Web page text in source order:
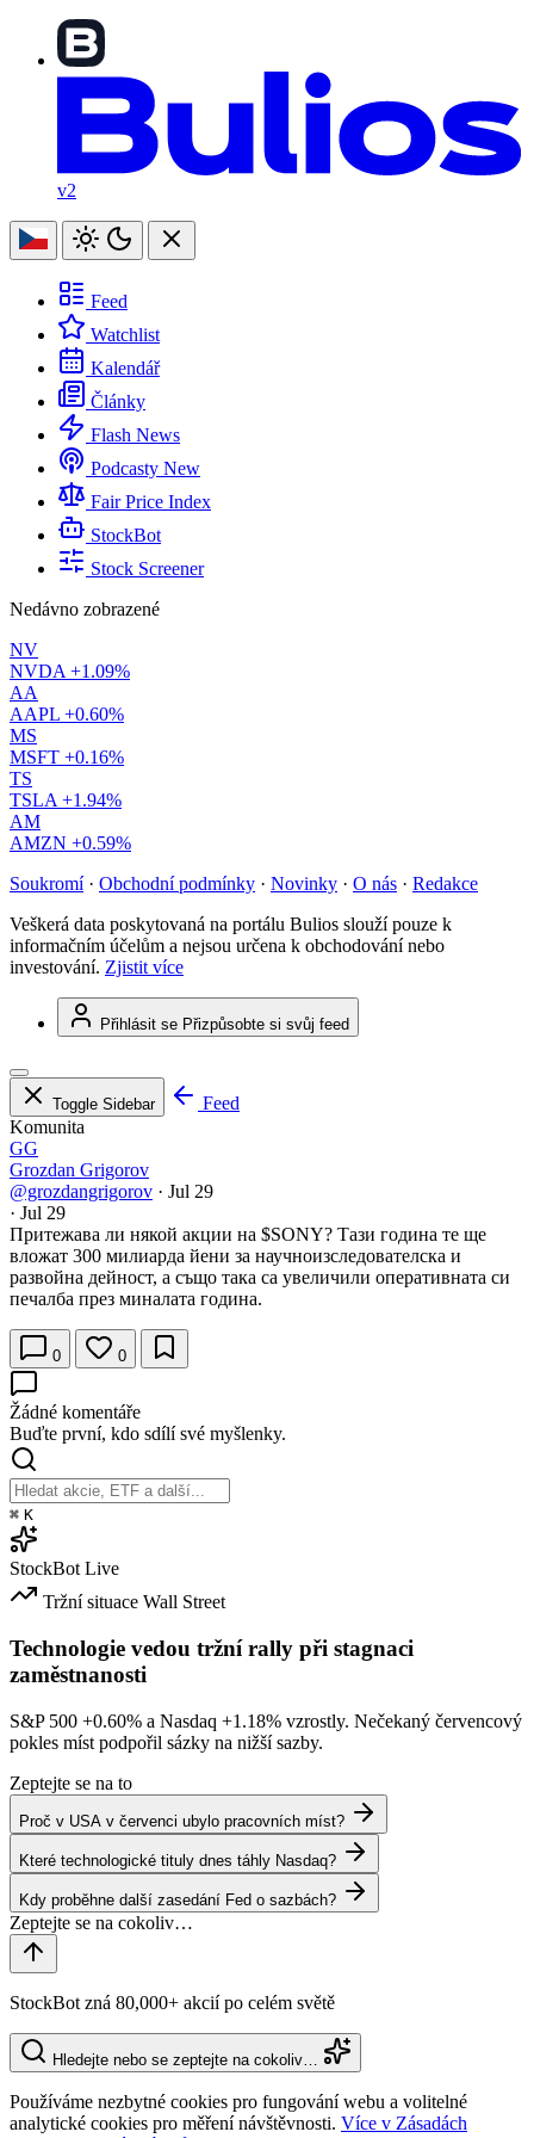
v2
Feed
Watchlist
Kalendář
Články
Flash News
Podcasty New
Fair Price Index
StockBot
Stock Screener
Nedávno zobrazené
NV
NVDA +1.09%
AA
AAPL +0.60%
MS
MSFT +0.16%
TS
TSLA +1.94%
AM
AMZN +0.59%
Soukromí · Obchodní podmínky · Novinky · O nás · Redakce
Veškerá data poskytovaná na portálu Bulios slouží pouze k
informačním účelům a nejsou určena k obchodování nebo
investování. Zjistit více
Přihlásit se Přizpůsobte si svůj feed
Toggle Sidebar
Feed
Komunita
GG
Grozdan Grigorov
@grozdangrigorov · Jul 29
· Jul 29
Притежава ли някой акции на $SONY? Тази година те ще
вложат 300 милиарда йени за научноизследователска и
развойна дейност, а също така са увеличили оперативната си
печалба през миналата година.
0 0
Žádné komentáře
Buďte první, kdo sdílí své myšlenky.
⌘ K
StockBot Live
Tržní situace Wall Street
Technologie vedou tržní rally při stagnaci
zaměstnanosti
S&P 500 +0.60% a Nasdaq +1.18% vzrostly. Nečekaný červencový
pokles míst podpořil sázky na nižší sazby.
Zeptejte se na to
Proč v USA v červenci ubylo pracovních míst?
Které technologické tituly dnes táhly Nasdaq?
Kdy proběhne další zasedání Fed o sazbách?
StockBot zná 80,000+ akcií po celém světě
Hledejte nebo se zeptejte na cokoliv…
Používáme nezbytné cookies pro fungování webu a volitelné
analytické cookies pro měření návštěvnosti. Více v Zásadách